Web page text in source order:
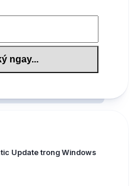
Update trong Windows